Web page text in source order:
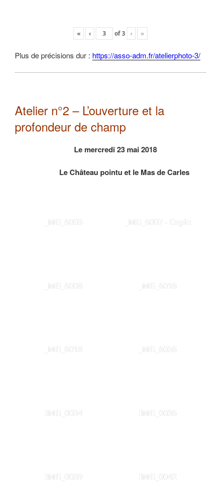
« ‹ of3 › »
Plus de précisions dur : https://asso-adm.fr/atelierphoto-3/
Atelier n°2 – L’ouverture et la
profondeur de champ
Le mercredi 23 mai 2018
Le Château pointu et le Mas de Carles
_MG_6003 _MG_6007 - Copie
_MG_6008 _MG_6016
_MG_6018 _MG_6056
IMG_0034 IMG_0036
IMG_0039 IMG_0042